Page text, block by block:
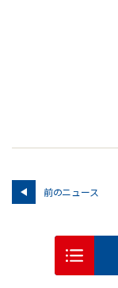
前のニュース